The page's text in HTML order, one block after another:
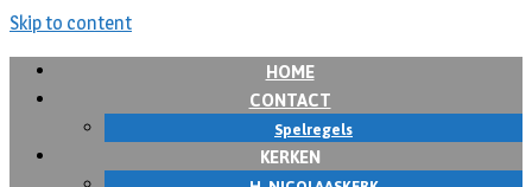
Skip to content
HOME
CONTACT
Spelregels
KERKEN